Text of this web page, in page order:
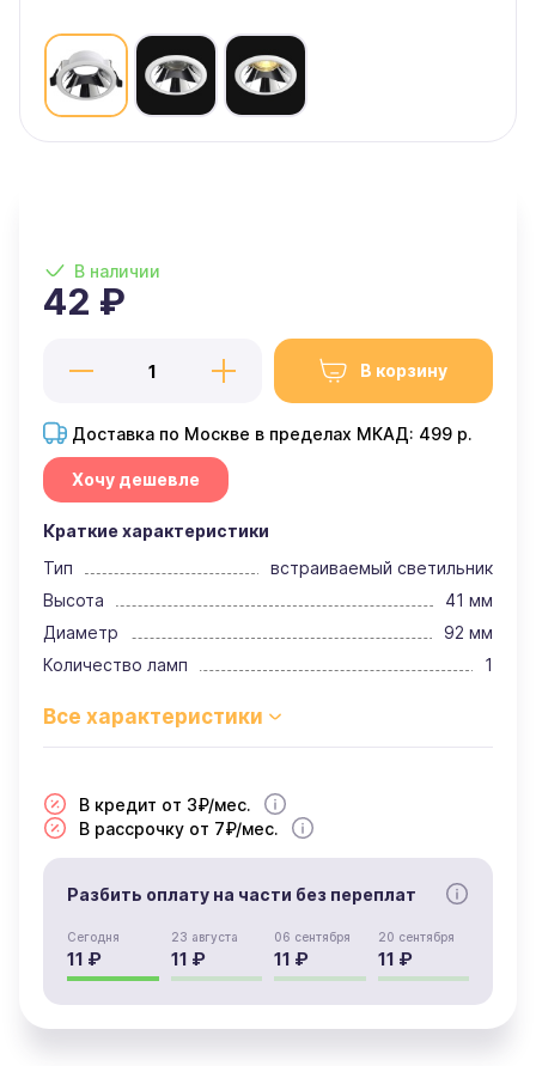
В наличии
42 ₽
В корзину
Доставка по Москве в пределах МКАД: 499 р.
Хочу дешевле
Краткие характеристики
Тип
встраиваемый светильник
Высота
41 мм
Диаметр
92 мм
Количество ламп
1
В кредит от 3₽/мес.
В рассрочку от 7₽/мес.
Разбить оплату на части без переплат
Сегодня
11 ₽
23 августа
11 ₽
06 сентября
11 ₽
20 сентября
11 ₽